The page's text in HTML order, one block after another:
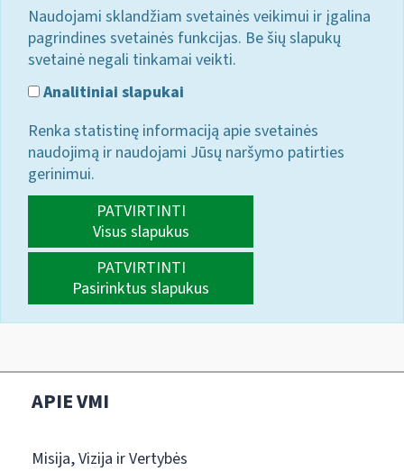
Naudojami sklandžiam svetainės veikimui ir įgalina
pagrindines svetainės funkcijas. Be šių slapukų
svetainė negali tinkamai veikti.
Analitiniai slapukai
Renka statistinę informaciją apie svetainės
naudojimą ir naudojami Jūsų naršymo patirties
gerinimui.
PATVIRTINTI
Visus slapukus
PATVIRTINTI
Pasirinktus slapukus
APIE VMI
Misija, Vizija ir Vertybės